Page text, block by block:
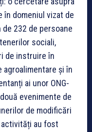
în domeniul vizat de
232 de persoane
sociali,
de instruire în
și în
ai unor ONG-
evenimente de
de modificări
activități au fost